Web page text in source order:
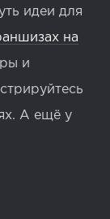
идеи для
на
и
А ещё у